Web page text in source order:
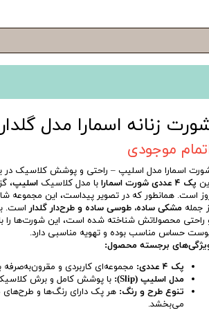
زنانه اسمارا مدل گلدار
موجودی
اسمارا مدل اسلیپ – راحتی و پوشش کلاسیک
پک ۴ عددی شورت اسمارا با مدل کلاسیک اسلیپ،
است. همانطور که در تصویر پیداست، این مجموعه
جمله مشکی ساده، طوسی ساده و طرح‌دار گلدار است.
راحتی محصولاتش شناخته شده است، این شورت‌ها را با
حساس مناسب بوده و تهویه مناسبی دارد.
برجسته محصول:
پک ۴ عددی:
مجموعه‌ای کاربردی و مقرون‌به‌صرفه
مدل اسلیپ (Slip):
با پوشش کامل و برش
تنوع طرح و رنگ: هر پک دارای رنگ‌ها و
می‌بخشد.